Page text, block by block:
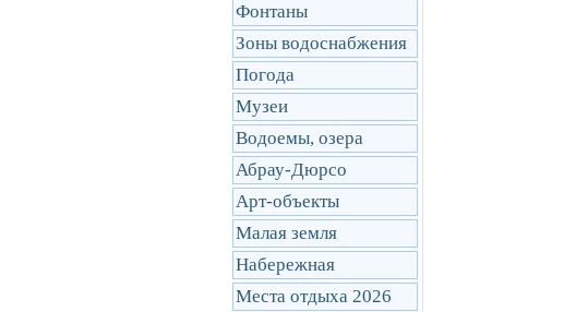
Фонтаны
Зоны водоснабжения
Погода
Музеи
Водоемы, озера
Абрау-Дюрсо
Арт-объекты
Малая земля
Набережная
Места отдыха 2026